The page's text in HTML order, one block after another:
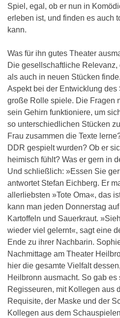
Spiel, egal, ob er nun in
erleben ist, und finden es auch
kann.
Was für ihn gutes Theater
Die gesellschaftliche
als auch in neuen Stücken
Aspekt bei der Entwicklung
große Rolle spiele. Die Fragen
sein Gehirn funktioniere, um
so unterschiedlichen Stücken
Frau zusammen die Texte
DDR gespielt wurden? Ob er
heimisch fühlt? Was er gern in
Und schließlich: »Essen Sie
antwortet Stefan Eichberg. Er
allerliebsten »Tote Oma«, das
kann man jeden Donnerstag
Kartoffeln und Sauerkraut.
wieder viel gelernt«, sagt eine
Ende zu ihrer Nachbarin.
Nachmittage am Theater
hier die gesamte Vielfalt
Heilbronn ausmacht. So gab
Regisseuren, mit Kollegen aus
Requisite, der Maske und der
Kollegen aus dem